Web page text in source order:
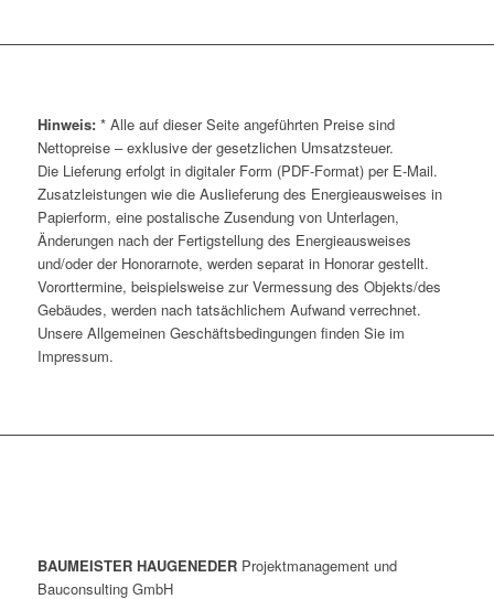
Hinweis:* Alle auf dieser Seite angeführten Preise sind
Nettopreise – exklusive der gesetzlichen Umsatzsteuer.
Die Lieferung erfolgt in digitaler Form (PDF-Format) per E-Mail.
Zusatzleistungen wie die Auslieferung des Energieausweises in
Papierform, eine postalische Zusendung von Unterlagen,
Änderungen nach der Fertigstellung des Energieausweises
und/oder der Honorarnote, werden separat in Honorar gestellt.
Vororttermine, beispielsweise zur Vermessung des Objekts/des
Gebäudes, werden nach tatsächlichem Aufwand verrechnet.
Unsere Allgemeinen Geschäftsbedingungen finden Sie im
Impressum.
BAUMEISTER HAUGENEDERProjektmanagement und
Bauconsulting GmbH